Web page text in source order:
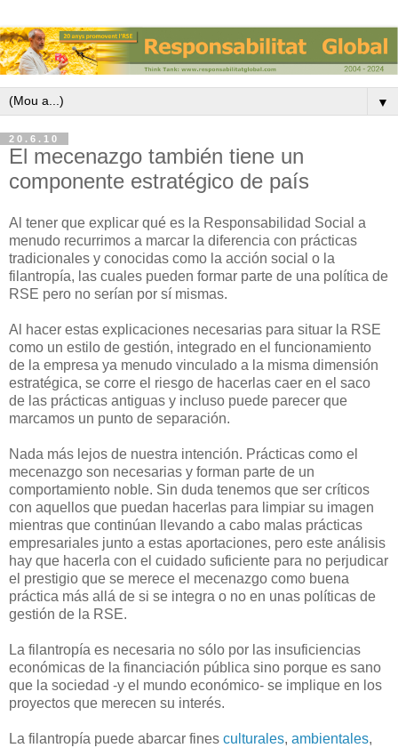
▼
20.6.10
El mecenazgo también tiene un
componente estratégico de país
Al tener que explicar qué es la Responsabilidad Social a
menudo recurrimos a marcar la diferencia con prácticas
tradicionales y conocidas como la acción social o la
filantropía, las cuales pueden formar parte de una política de
RSE pero no serían por sí mismas.
Al hacer estas explicaciones necesarias para situar la RSE
como un estilo de gestión, integrado en el funcionamiento
de la empresa ya menudo vinculado a la misma dimensión
estratégica, se corre el riesgo de hacerlas caer en el saco
de las prácticas antiguas y incluso puede parecer que
marcamos un punto de separación.
Nada más lejos de nuestra intención. Prácticas como el
mecenazgo son necesarias y forman parte de un
comportamiento noble. Sin duda tenemos que ser críticos
con aquellos que puedan hacerlas para limpiar su imagen
mientras que continúan llevando a cabo malas prácticas
empresariales junto a estas aportaciones, pero este análisis
hay que hacerla con el cuidado suficiente para no perjudicar
el prestigio que se merece el mecenazgo como buena
práctica más allá de si se integra o no en unas políticas de
gestión de la RSE.
La filantropía es necesaria no sólo por las insuficiencias
económicas de la financiación pública sino porque es sano
que la sociedad -y el mundo económico- se implique en los
proyectos que merecen su interés.
La filantropía puede abarcar fines culturales, ambientales,